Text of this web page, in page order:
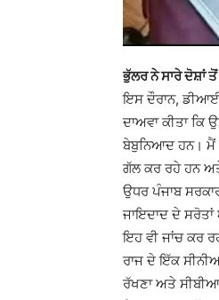
ਭੁੱਲਰ ਨੇ ਸਾਰੇ ਦੋਸ਼ਾਂ
ਇਸ ਦੌਰਾਨ,
ਦਾਅਵਾ ਕੀਤਾ ਕਿ
ਬੇਬੁਨਿਆਦ ਹਨ। ਮੈਂ
ਗੱਲ ਕਰ ਰਹੇ ਹਨ
ਉਧਰ ਪੰਜਾਬ
ਜਾਇਦਾਦ ਦੇ
ਇਹ ਵੀ ਜਾਂਚ ਕਰ
ਰਾਜ ਦੇ ਇੱਕ
ਰੱਖਣਾ ਅਤੇ